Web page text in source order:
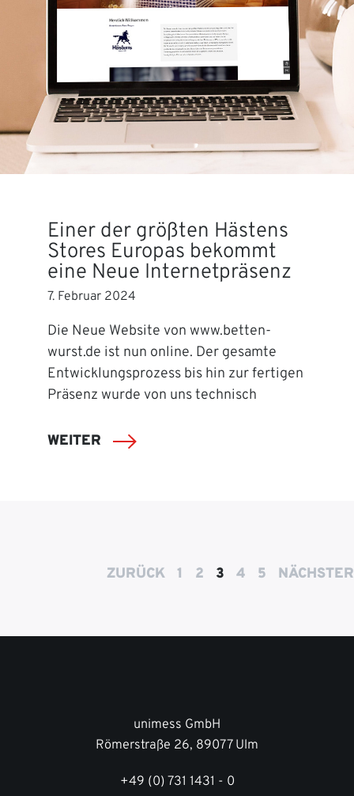
Einer der größten Hästens
Stores Europas bekommt
eine Neue Internetpräsenz
7. Februar 2024
Die Neue Website von www.betten-
wurst.de ist nun online. Der gesamte
Entwicklungsprozess bis hin zur fertigen
Präsenz wurde von uns technisch
WEITER
ZURÜCK 1 2 3 4 5 NÄCHSTER
unimess GmbH
Römerstraße 26, 89077 Ulm
+49 (0) 731 1431 - 0